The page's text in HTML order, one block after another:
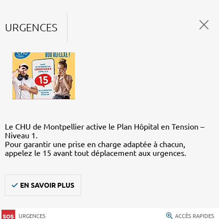
URGENCES
Le CHU de Montpellier active le Plan Hôpital en Tension –
Niveau 1.
Pour garantir une prise en charge adaptée à chacun,
appelez le 15 avant tout déplacement aux urgences.
EN SAVOIR PLUS
URGENCES ACCÈS RAPIDES